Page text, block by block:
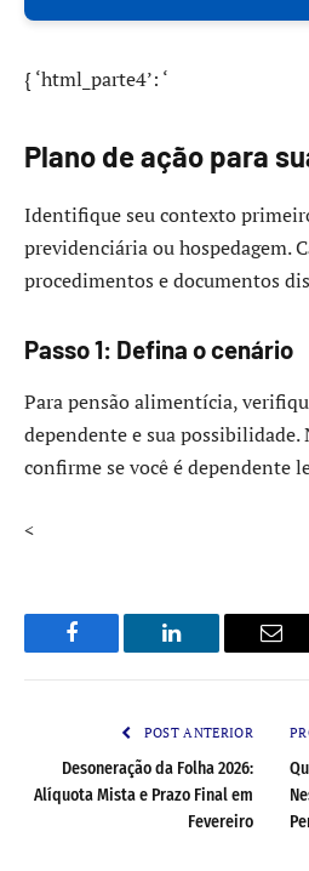
{ ‘html_parte4’: ‘
Plano de ação para
Identifique seu contexto
previdenciária ou hospedagem.
procedimentos e documentos
Passo 1: Defina o cenário
Para pensão alimentícia,
dependente e sua possibilidade.
confirme se você é dependente
<
Facebook LinkedIn
POST ANTERIOR
Desoneração da Folha 2026:
Alíquota Mista e Prazo Final em
Fevereiro